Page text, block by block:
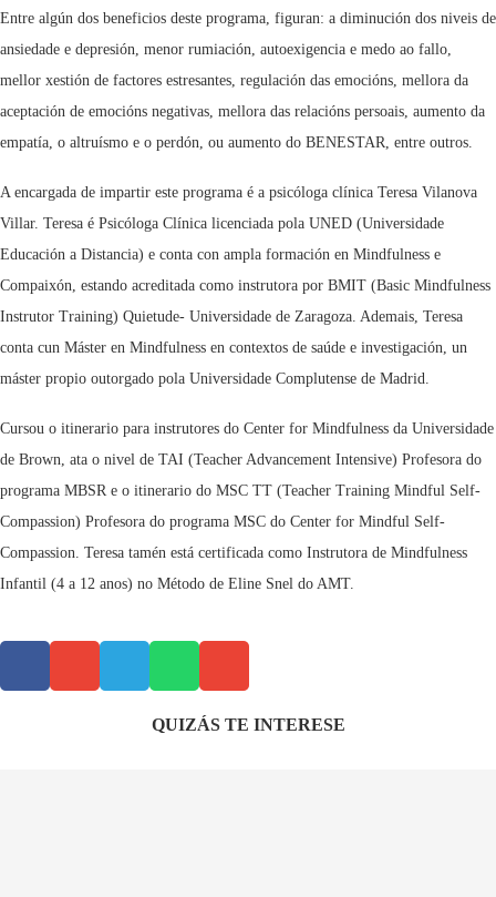
Entre algún dos beneficios deste programa, figuran: a diminución dos niveis de
ansiedade e depresión, menor rumiación, autoexigencia e medo ao fallo,
mellor xestión de factores estresantes, regulación das emocións, mellora da
aceptación de emocións negativas, mellora das relacións persoais, aumento da
empatía, o altruísmo e o perdón, ou aumento do BENESTAR, entre outros.
A encargada de impartir este programa é a psicóloga clínica Teresa Vilanova
Villar. Teresa é Psicóloga Clínica licenciada pola UNED (Universidade
Educación a Distancia) e conta con ampla formación en Mindfulness e
Compaixón, estando acreditada como instrutora por BMIT (Basic Mindfulness
Instrutor Training) Quietude- Universidade de Zaragoza. Ademais, Teresa
conta cun Máster en Mindfulness en contextos de saúde e investigación, un
máster propio outorgado pola Universidade Complutense de Madrid.
Cursou o itinerario para instrutores do Center for Mindfulness da Universidade
de Brown, ata o nivel de TAI (Teacher Advancement Intensive) Profesora do
programa MBSR e o itinerario do MSC TT (Teacher Training Mindful Self-
Compassion) Profesora do programa MSC do Center for Mindful Self-
Compassion. Teresa tamén está certificada como Instrutora de Mindfulness
Infantil (4 a 12 anos) no Método de Eline Snel do AMT.
QUIZÁS TE INTERESE